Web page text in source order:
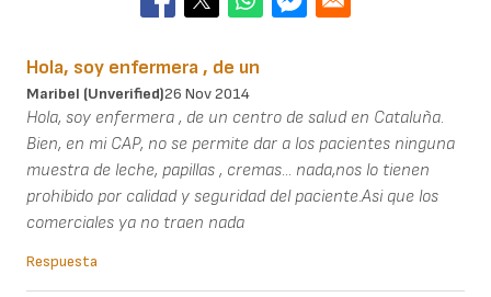
Hola, soy enfermera , de un
Maribel (unverified)26 Nov 2014
Hola, soy enfermera , de un centro de salud en Cataluña.
Bien, en mi CAP, no se permite dar a los pacientes ninguna
muestra de leche, papillas , cremas... nada,nos lo tienen
prohibido por calidad y seguridad del paciente.Asi que los
comerciales ya no traen nada
Respuesta